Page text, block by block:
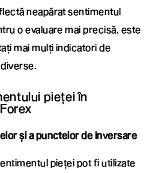
neapărat sentimentul
o evaluare mai precisă, este
mai mulți indicatori de
pieței în
și a punctelor de inversare
pieței pot fi utilizate